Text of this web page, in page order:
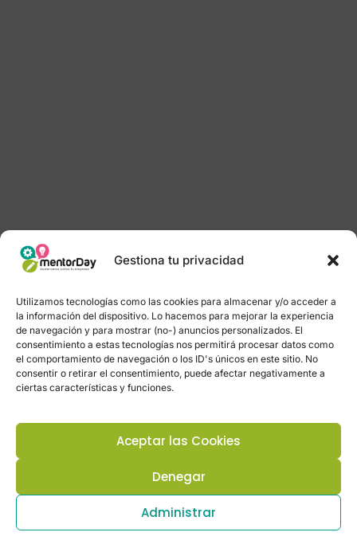
Gestiona tu privacidad
Utilizamos tecnologías como las cookies para almacenar y/o acceder a
la información del dispositivo. Lo hacemos para mejorar la experiencia
de navegación y para mostrar (no-) anuncios personalizados. El
consentimiento a estas tecnologías nos permitirá procesar datos como
el comportamiento de navegación o los ID's únicos en este sitio. No
consentir o retirar el consentimiento, puede afectar negativamente a
ciertas características y funciones.
Aceptar las Cookies
Denegar
Administrar